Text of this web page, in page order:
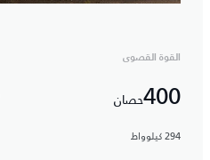
القوة القصوى
400حصان
294 كيلوواط